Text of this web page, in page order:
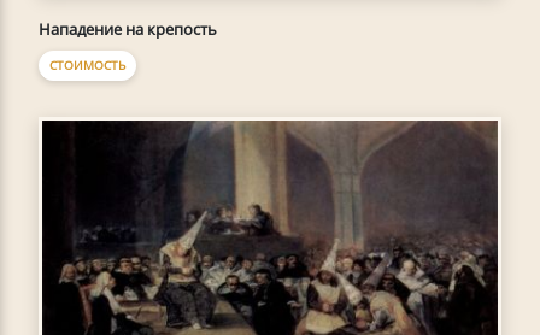
Нападение на крепость
СТОИМОСТЬ